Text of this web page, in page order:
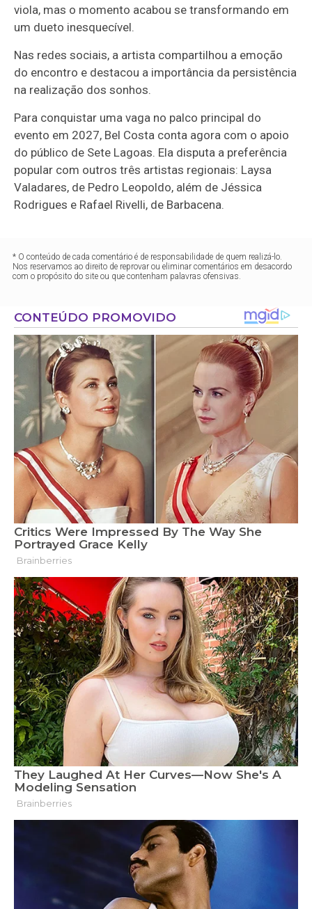
viola, mas o momento acabou se transformando em
um dueto inesquecível.
Nas redes sociais, a artista compartilhou a emoção
do encontro e destacou a importância da persistência
na realização dos sonhos.
Para conquistar uma vaga no palco principal do
evento em 2027, Bel Costa conta agora com o apoio
do público de Sete Lagoas. Ela disputa a preferência
popular com outros três artistas regionais: Laysa
Valadares, de Pedro Leopoldo, além de Jéssica
Rodrigues e Rafael Rivelli, de Barbacena.
* O conteúdo de cada comentário é de responsabilidade de quem realizá-lo.
Nos reservamos ao direito de reprovar ou eliminar comentários em desacordo
com o propósito do site ou que contenham palavras ofensivas.